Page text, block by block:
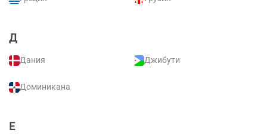
Д
Дания Джибути
Доминикана
Е